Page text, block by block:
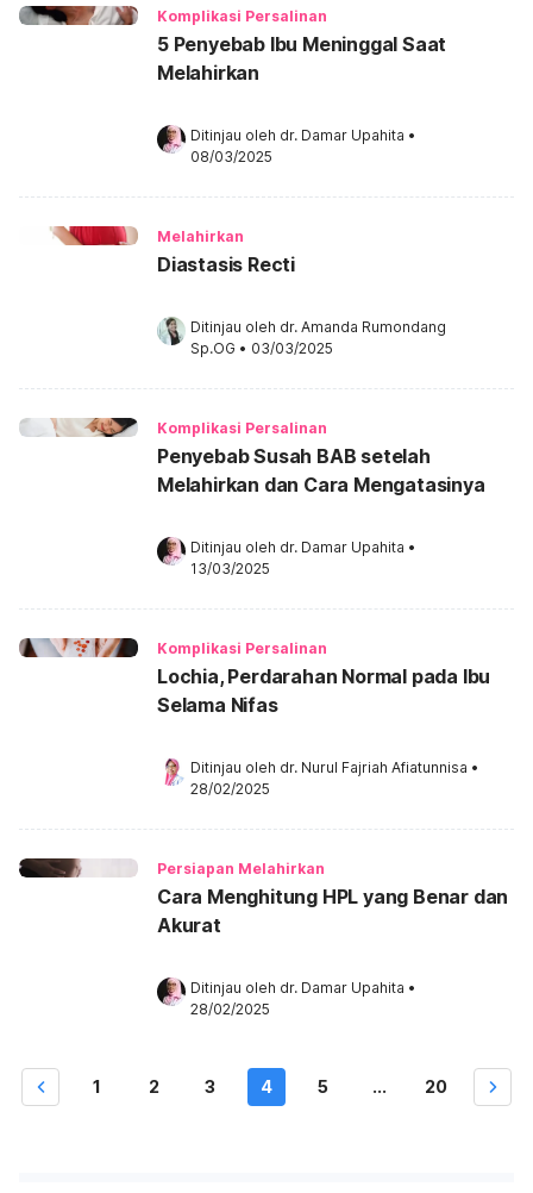
Komplikasi Persalinan
5 Penyebab Ibu Meninggal Saat
Melahirkan
Ditinjau oleh dr. Damar Upahita •
08/03/2025
Melahirkan
Diastasis Recti
Ditinjau oleh dr. Amanda Rumondang
Sp.OG • 03/03/2025
Komplikasi Persalinan
Penyebab Susah BAB setelah
Melahirkan dan Cara Mengatasinya
Ditinjau oleh dr. Damar Upahita •
13/03/2025
Komplikasi Persalinan
Lochia, Perdarahan Normal pada Ibu
Selama Nifas
Ditinjau oleh dr. Nurul Fajriah Afiatunnisa •
28/02/2025
Persiapan Melahirkan
Cara Menghitung HPL yang Benar dan
Akurat
Ditinjau oleh dr. Damar Upahita •
28/02/2025
1 2 3 4 5 ... 20